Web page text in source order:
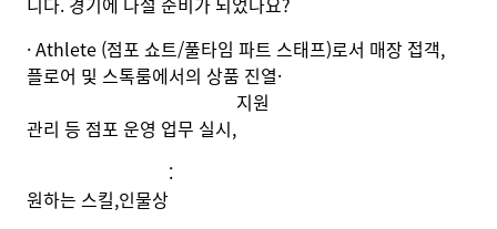
· Athlete (점포 쇼트/풀타임 파트 스태프)로서 매장 접객,
플로어 및 스톡룸에서의 상품 진열·
관리 등 점포 운영 업무 실시,
지원
원하는 스킬,인물상
: